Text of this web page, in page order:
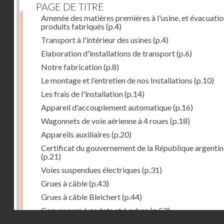
PAGE DE TITRE
Amenée des matières premières à l'usine, et
produits fabriqués (p.4)
Transport à l'intérieur des usines (p.4)
Elaboration d'installations de transport(p.6)
Notre fabrication(p.8)
Le montage et l'entretien de nos Installations (p.10)
Les frais de l'installation(p.14)
Appareil d'accouplement automatique(p.16)
Wagonnets de voie aérienne à 4 roues (p.18)
Appareils auxiliaires (p.20)
Certificat du gouvernement de la République
(p.21)
Voies suspendues électriques (p.31)
Grues à câble(p.43)
Grues à câble Bleichert(p.44)
Convoyeurs à godets et à ruban(p.53)